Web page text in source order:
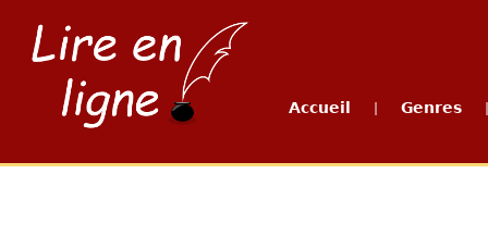
Accueil Genres